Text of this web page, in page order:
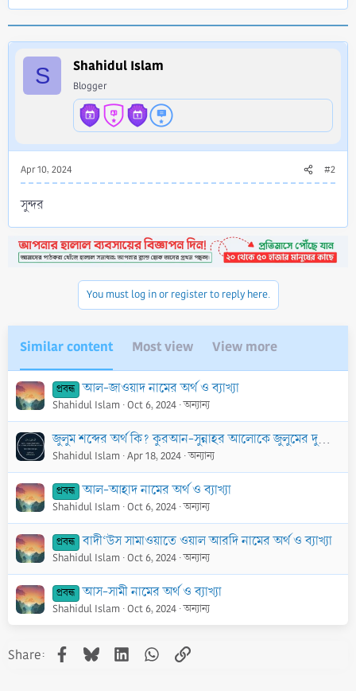
S Shahidul Islam
Blogger
Apr 10, 2024 #2
সুন্দর
You must log in or register to reply here.
Similar content Most view View more
প্রবন্ধ আল-জাওয়াদ নামের অর্থ ও ব্যাখ্যা
Shahidul Islam Oct 6, 2024 অন্যান্য
জুলুম শব্দের অর্থ কি? কুরআন-সুন্নাহর আলোকে জুলুমের দুনিয়াবি এবং পরকালীন শাস্তি কী?
Shahidul Islam Apr 18, 2024 অন্যান্য
প্রবন্ধ আল-আহাদ নামের অর্থ ও ব্যাখ্যা
Shahidul Islam Oct 6, 2024 অন্যান্য
প্রবন্ধ বাদী‘উস সামাওয়াতে ওয়াল আরদি নামের অর্থ ও ব্যাখ্যা
Shahidul Islam Oct 6, 2024 অন্যান্য
প্রবন্ধ আস-সামী নামের অর্থ ও ব্যাখ্যা
Shahidul Islam Oct 6, 2024 অন্যান্য
Share: Facebook
BlueskyLinkedInWhatsApp
Link